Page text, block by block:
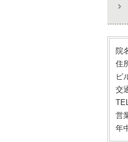
院
住
ビ
交
営
年